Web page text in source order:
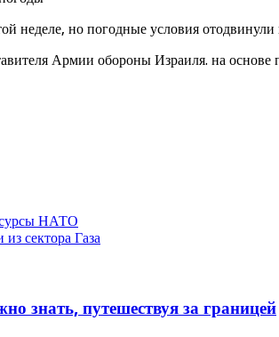
неделе, но погодные условия отодвинули
Армии обороны Израиля. на основе
НАТО
сектора Газа
знать, путешествуя за границей